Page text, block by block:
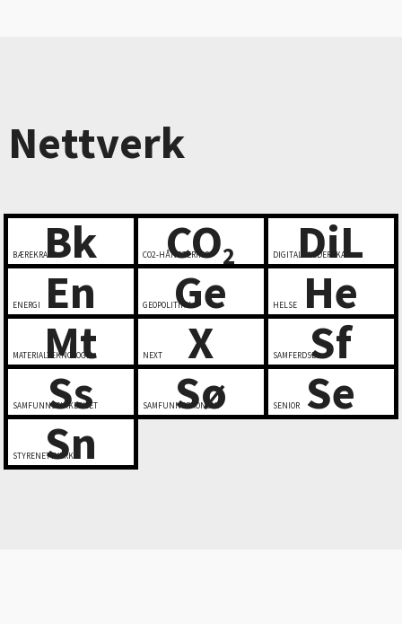
Nettverk
Bk
BÆREKRAFT CO2
CO2-HÅNDTERING DiL
DIGITALT LEDERSKAP
En
ENERGI Ge
GEOPOLITIKK He
HELSE
Mt
MATERIALTEKNOLOGI X
NEXT Sf
SAMFERDSEL
Ss
SAMFUNNSSIKKERHET Sø
SAMFUNNSØKONOMI Se
SENIOR
Sn
STYRENETTVERK